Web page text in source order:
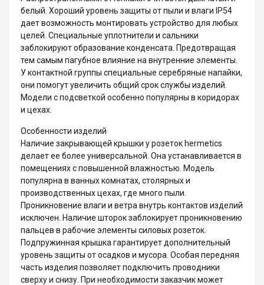
белый. Хороший уровень защиты от пыли и влаги IP54
дает возможность монтировать устройство для любых
целей. Специальные уплотнители и сальники
заблокируют образование конденсата. Предотвращая
тем самым пагубное влияние на внутренние элементы.
У контактной группы специальные серебряные напайки,
они помогут увеличить общий срок службы изделий.
Модели с подсветкой особенно популярны в коридорах
и цехах.
Особенности изделий
Наличие закрывающей крышки у розеток hermetics
делает ее более универсальной. Она устанавливается в
помещениях с повышенной влажностью. Модель
популярна в ванных комнатах, столярных и
производственных цехах, где много пыли.
Проникновение влаги и ветра внутрь контактов изделий
исключен. Наличие шторок заблокирует проникновению
пальцев в рабочие элементы силовых розеток.
Подпружинная крышка гарантирует дополнительный
уровень защиты от осадков и мусора. Особая передняя
часть изделия позволяет подключить проводники
сверху и снизу. При необходимости заказчик может